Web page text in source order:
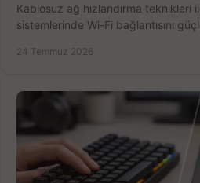
Kablosuz ağ hızlandırma teknikleri
sistemlerinde Wi-Fi bağlantısını
24 Temmuz 2026